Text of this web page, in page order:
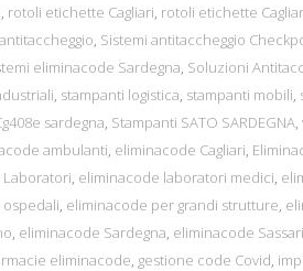
rotoli etichette Cagliari rotoli etichette
Sistemi antitaccheggio
eliminacode Sardegna Soluzioni
stampanti logistica stampanti mobili
sardegna Stampanti SATO SARDEGNA
ambulanti eliminacode Cagliari
Laboratori eliminacode laboratori medici
eliminacode per grandi strutture
eliminacode Sardegna eliminacode Sassari
eliminacode gestione code Covid